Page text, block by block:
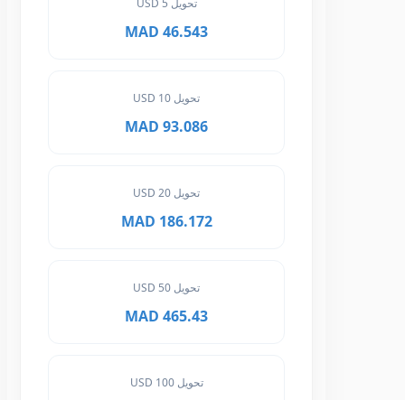
تحويل 5 USD
46.543 MAD
93.086 MAD
186.172 MAD
465.43 MAD
تحويل 100 USD